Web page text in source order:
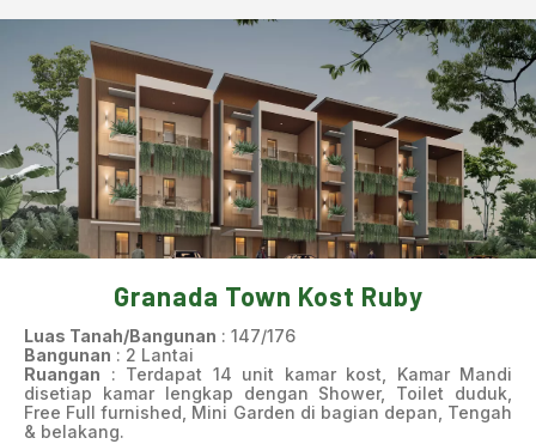
Granada Town Kost Ruby
Luas Tanah/Bangunan : 147/176
Bangunan : 2 Lantai
Ruangan : Terdapat 14 unit kamar kost, Kamar Mandi
disetiap kamar lengkap dengan Shower, Toilet duduk,
Free Full furnished, Mini Garden di bagian depan, Tengah
& belakang.